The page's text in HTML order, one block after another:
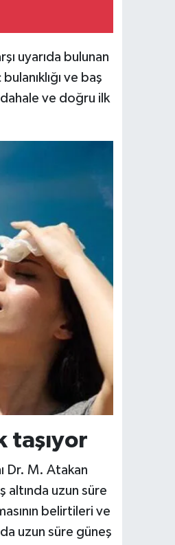
uyarıda bulunan
ve baş
ve doğru ilk
taşıyor
Dr. M. Atakan
altında uzun süre
belirtileri ve
uzun süre güneş